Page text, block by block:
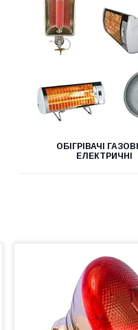
ОБІГРІВАЧІ
ЕЛЕКТРИЧНІ